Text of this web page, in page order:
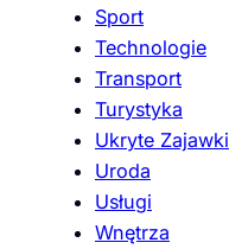
Sport
Technologie
Transport
Turystyka
Ukryte Zajawki
Uroda
Usługi
Wnętrza